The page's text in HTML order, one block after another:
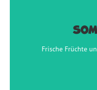
Frische Früchte
Frische Früchte